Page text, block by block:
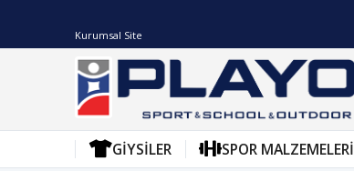
Kurumsal Site
GIYSILER SPOR MALZEMELERI